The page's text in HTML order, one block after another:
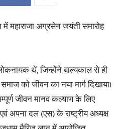
महाराजा अग्रसेन जयंती समारोह
थें, जिन्होंने बाल्यकाल से ही
को जीवन का नया मार्ग दिखाया।
जीवन मानव कल्याण के लिए
अपना दल (एस) के राष्ट्रीय अध्यक्ष